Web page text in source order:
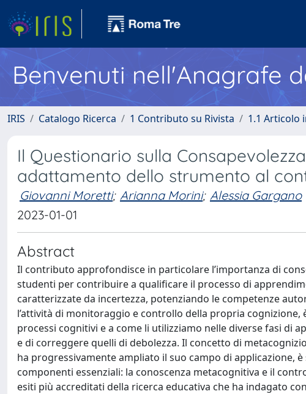
Benvenuti nell'Anagrafe
IRIS Catalogo Ricerca 1 Contributo su Rivista 1.1 Articolo
Il Questionario sulla
adattamento dello strumento al
Giovanni Moretti; Arianna Morini; Alessia Gargano
2023-01-01
Abstract
Il contributo approfondisce in particolare l’importanza di
studenti per contribuire a qualificare il processo di
caratterizzate da incertezza, potenziando le competenze
l’attività di monitoraggio e controllo della propria
processi cognitivi e a come li utilizziamo nelle diverse fasi di
e di correggere quelli di debolezza. Il concetto di
ha progressivamente ampliato il suo campo di applicazione,
componenti essenziali: la conoscenza metacognitiva e il
esiti più accreditati della ricerca educativa che ha indagato